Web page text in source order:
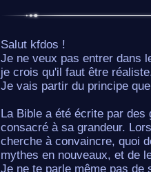
Salut kfdos !
Je ne veux pas entrer dans
je crois qu'il faut être
Je vais partir du principe
La Bible a été écrite par
consacré à sa grandeur.
cherche à convaincre, quoi
mythes en nouveaux, et de
Je ne te parle même pas de